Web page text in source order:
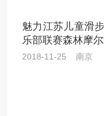
魅力江苏儿童滑
乐部联赛森林摩
2018-11-25 南京